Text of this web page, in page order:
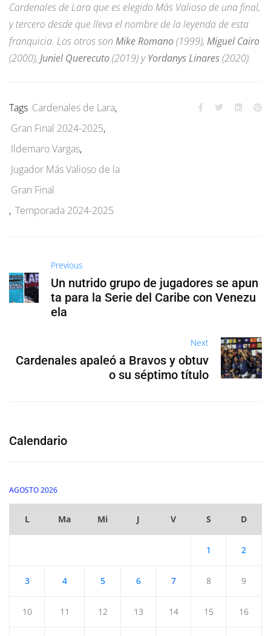
Cardenales de Lara que es elegido Más Valioso de una final,
y tercero desde que lleva el nombre de la leyenda de esta
franquicia. Los otros son Mike Romano(1999), Miguel Cairo
(2000), Juniel Querecuto(2019) yYordanys Linares(2020).
Tags Cardenales de Lara,
Gran Final 2024-2025,
Ildemaro Vargas,
Jugador Más Valioso de la
Gran Final
, Temporada 2024-2025
Previous
Un nutrido grupo de jugadores se apun
ta para la Serie del Caribe con Venezu
ela
Next
Cardenales apaleó a Bravos y obtuv
o su séptimo título
Calendario
AGOSTO 2026
L Ma Mi J V S D
1 2
3 4 5 6 7 8 9
10 11 12 13 14 15 16